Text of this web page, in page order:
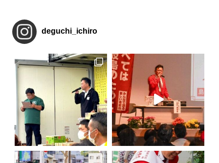
deguchi_ichiro